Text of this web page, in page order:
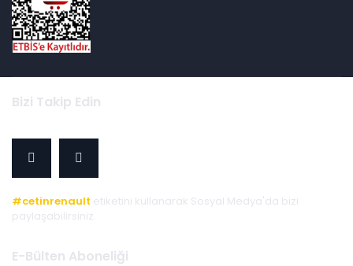
Bizi Takip Edin
#cetinrenault etiketini kullanarak Sosyal Medya'da bizi
paylaşabilirsiniz.
E-Bülten Aboneliği